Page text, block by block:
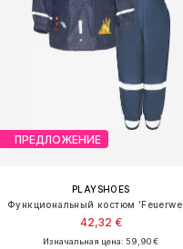
ПРЕДЛОЖЕНИЕ
PLAYSHOES
42,32 €
Изначальная цена: 59,90 €